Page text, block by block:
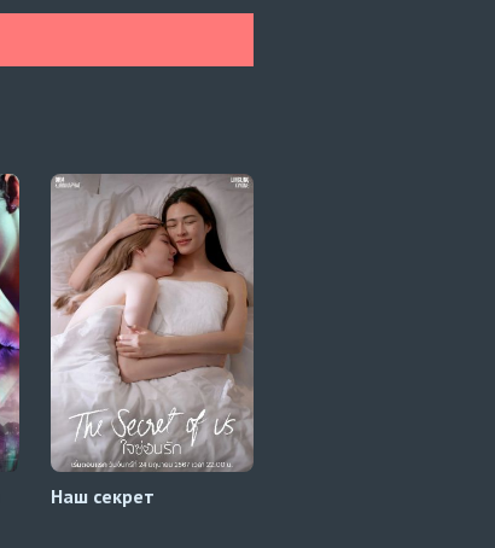
Наш секрет